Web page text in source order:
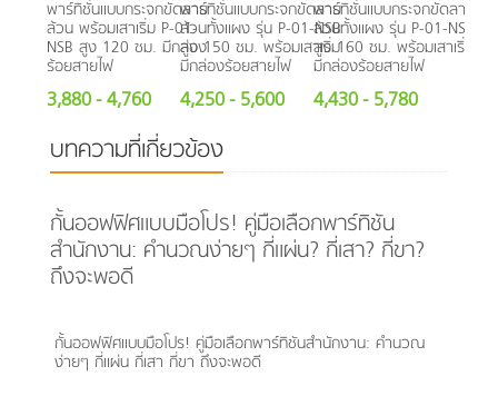
พาร์ทิชั่นแบบกระจกขัดลาย
ล้วน พร้อมเสาเริ่ม P-01-
NSB สูง 120 ซม. มีกล่อง
ร้อยสายไฟ
3,880- 4,760
พาร์ทิชั่นแบบกระจกขัดลาย
ล้วนทั้งแผง รุ่น P-01-NSB
สูง 150 ซม. พร้อมเสาเริ่ม
มีกล่องร้อยสายไฟ
4,250- 5,600
พาร์ทิชั่นแบบกระจกขัดลาย
ล้วนทั้งแผง รุ่น P-01-NSB
สูง 160 ซม. พร้อมเสาเริ่ม
มีกล่องร้อยสายไฟ
4,430- 5,780
บทความที่เกี่ยวข้อง
กั้นออฟฟิศแบบมือโปร! คู่มือเลือกพาร์ทิชัน
สำนักงาน: คำนวณง่ายๆ กี่แผ่น? กี่เสา? กี่ขา?
ถึงจะพอดี
กั้นออฟฟิศแบบมือโปร! คู่มือเลือกพาร์ทิชันสำนักงาน: คำนวณ
ง่ายๆ กี่แผ่น กี่เสา กี่ขา ถึงจะพอดี